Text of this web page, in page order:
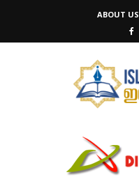
ABOUT US